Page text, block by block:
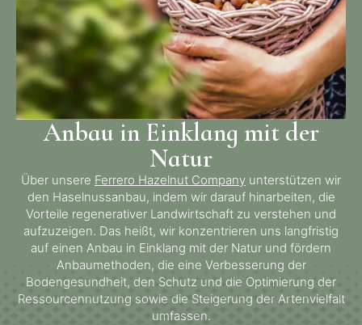
Anbau in Einklang mit der
Natur
Über unsere Ferrero Hazelnut Company unterstützen wir
den Haselnussanbau, indem wir darauf hinarbeiten, die
Vorteile regenerativer Landwirtschaft zu verstehen und
aufzuzeigen. Das heißt, wir konzentrieren uns langfristig
auf einen Anbau in Einklang mit der Natur und fördern
Anbaumethoden, die eine Verbesserung der
Bodengesundheit, den Schutz und die Optimierung der
Ressourcennutzung sowie die Steigerung der Artenvielfalt
umfassen.